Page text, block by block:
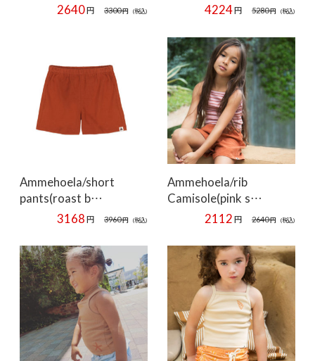
3300円 (税込)
2640円 5280円 (税込)
4224円
Ammehoela/short
pants(roast b…
3960円 (税込)
3168円
Ammehoela/rib
Camisole(pink s…
2640円 (税込)
2112円